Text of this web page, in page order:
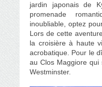
jardin japonais de
promenade
inoubliable, optez
Lors de cette
la croisière à haute
acrobatique. Pour le
au Clos Maggiore
Westminster.